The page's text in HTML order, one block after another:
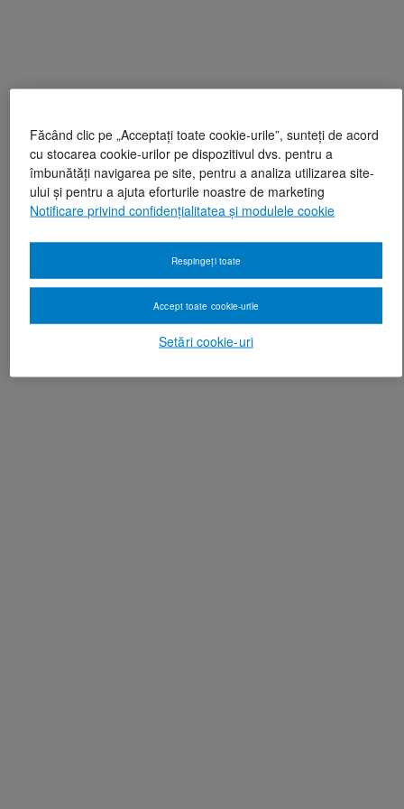
Făcând clic pe „Acceptați toate cookie-urile”, sunteți de acord
cu stocarea cookie-urilor pe dispozitivul dvs. pentru a
îmbunătăți navigarea pe site, pentru a analiza utilizarea site-
ului și pentru a ajuta eforturile noastre de marketing
Notificare privind confidențialitatea și modulele cookie
Setări cookie-uri
Respingeți toate
Accept toate cookie-urile